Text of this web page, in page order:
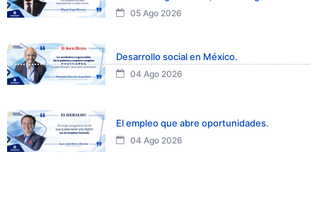
05 Ago 2026
Desarrollo social en México.
04 Ago 2026
El empleo que abre oportunidades.
04 Ago 2026